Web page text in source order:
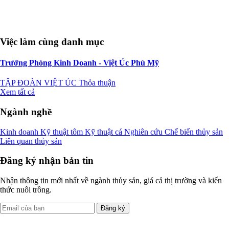
Việc làm cùng danh mục
Trưởng Phòng Kinh Doanh - Việt Úc Phù Mỹ
TẬP ĐOÀN VIỆT ÚC Thỏa thuận
Xem tất cả
Ngành nghề
Kinh doanh Kỹ thuật tôm Kỹ thuật cá Nghiên cứu Chế biến thủy sản
Liên quan thủy sản
Đăng ký nhận bản tin
Nhận thông tin mới nhất về ngành thủy sản, giá cả thị trường và kiến
thức nuôi trồng.
Đăng ký